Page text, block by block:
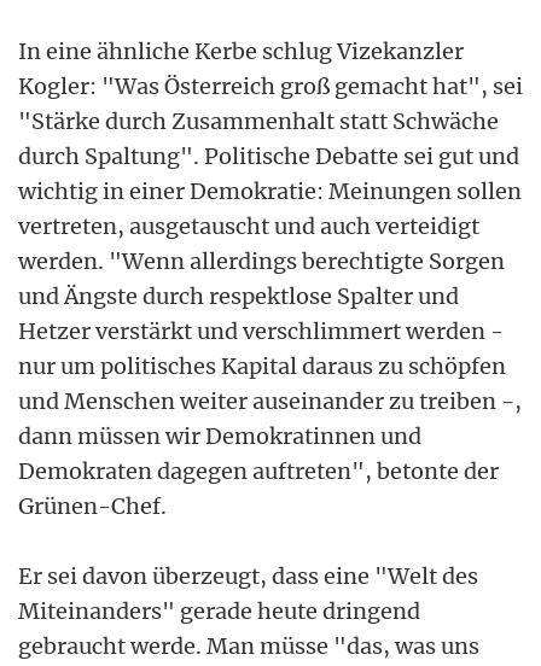
In eine ähnliche Kerbe schlug Vizekanzler
Kogler: "Was Österreich groß gemacht hat", sei
"Stärke durch Zusammenhalt statt Schwäche
durch Spaltung". Politische Debatte sei gut und
wichtig in einer Demokratie: Meinungen sollen
vertreten, ausgetauscht und auch verteidigt
werden. "Wenn allerdings berechtigte Sorgen
und Ängste durch respektlose Spalter und
Hetzer verstärkt und verschlimmert werden -
nur um politisches Kapital daraus zu schöpfen
und Menschen weiter auseinander zu treiben -,
dann müssen wir Demokratinnen und
Demokraten dagegen auftreten", betonte der
Grünen-Chef.
Er sei davon überzeugt, dass eine "Welt des
Miteinanders" gerade heute dringend
gebraucht werde. Man müsse "das, was uns